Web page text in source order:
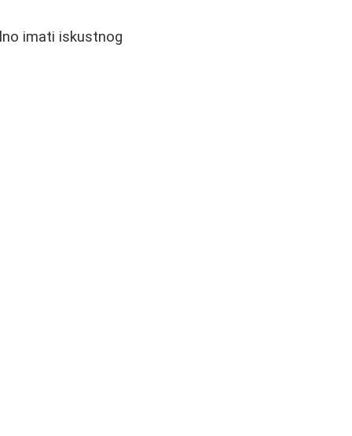
imati iskustnog